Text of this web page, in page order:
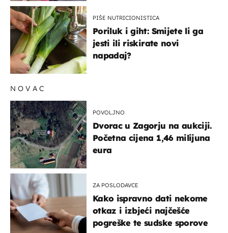
PIŠE NUTRICIONISTICA
Poriluk i giht: Smijete li ga
jesti ili riskirate novi
napadaj?
NOVAC
POVOLJNO
Dvorac u Zagorju na aukciji.
Početna cijena 1,46 milijuna
eura
ZA POSLODAVCE
Kako ispravno dati nekome
otkaz i izbjeći najčešće
pogreške te sudske sporove